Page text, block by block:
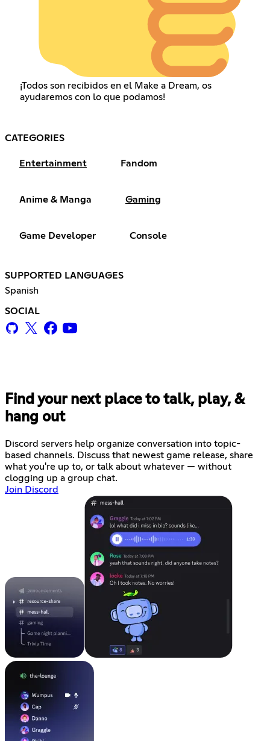
¡Todos son recibidos en el Make a Dream, os
ayudaremos con lo que podamos!
CATEGORIES
Entertainment Fandom
Anime & Manga Gaming
Game Developer Console
SUPPORTED LANGUAGES
Spanish
SOCIAL
Find your next place to talk, play, &
hang out
Discord servers help organize conversation into topic-
based channels. Discuss that newest game release, share
what you're up to, or talk about whatever — without
clogging up a group chat.
Join Discord